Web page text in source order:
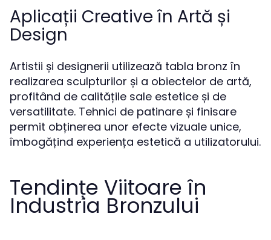
Aplicații Creative în Artă și
Design
Artistii și designerii utilizează tabla bronz în
realizarea sculpturilor și a obiectelor de artă,
profitând de calitățile sale estetice și de
versatilitate. Tehnici de patinare și finisare
permit obținerea unor efecte vizuale unice,
îmbogățind experiența estetică a utilizatorului.
Tendințe Viitoare în
Industria Bronzului